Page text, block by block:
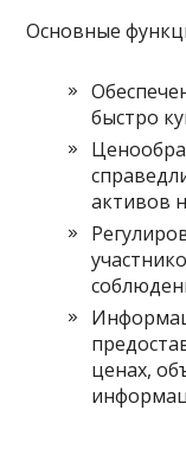
Основные
быстро
активов
ценах,